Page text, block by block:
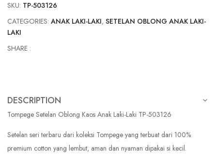
TP-
503126
quantity
SKU: TP-503126
CATEGORIES: ANAK LAKI-LAKI, SETELAN OBLONG ANAK LAKI-
LAKI
SHARE :
DESCRIPTION
Tompege Setelan Oblong Kaos Anak Laki-Laki TP-503126
Setelan seri terbaru dari koleksi Tompege yang terbuat dari 100%
premium cotton yang lembut, aman dan nyaman dipakai si kecil.